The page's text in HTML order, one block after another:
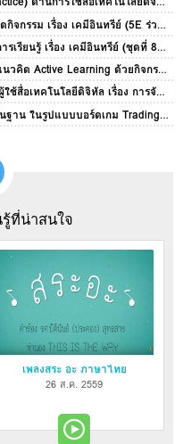
ร่วมกับสะเต็มศึกษา) โดย นางสาวขนิษฐา สุกใสเมือง
คมีอินทรีย์ (ชุดที่ 8) โดย ครูขนิษฐา สุกใสเมือง
งผู้เรียนด้านการคิดและการแก้ปัญหา รายวิชา การออกแบบและเทคโนโลยี 2 รหัสวิชา ว22104 ชั้นมัธยมศึกษาปีที่ 2
ฐานทางคณิตศาสตร์ เรื่องการจดจำตัวเลขอารบิกและเลขไทย 1-10 สำหรับเด็กปฐมวัย โดยครูแสงทอง พรหมเศรณีย์
วิชา ประวัติศาสตร์ 1 รหัสวิชา ส21103 สำหรับชั้นมัธยมศึกษาปีที่ 1 นางสาวอภิสา แก้วฤาชา โรงเรียนเพชรพิทยาคม
ที่น่าสนใจ
เพลงสระ อะ ภาษาไทย
26 ส.ค. 2559